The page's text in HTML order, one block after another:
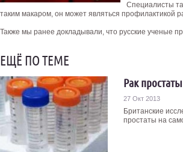
Специалисты
таким макаром, он может являться профилактикой
Также мы ранее докладывали, что русские ученые
ЕЩЁ ПО ТЕМЕ
Рак
27 Окт 2013
Британские
простаты на